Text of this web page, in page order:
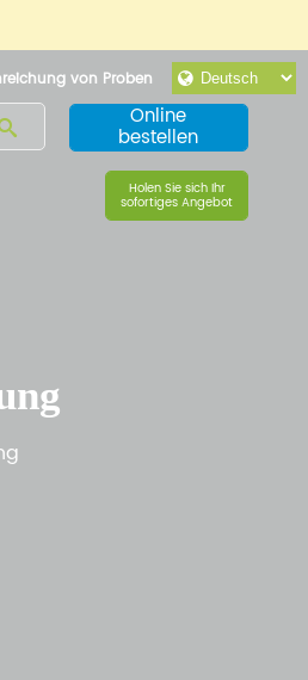
von Proben
Online
bestellen
Holen Sie sich Ihr
sofortiges Angebot